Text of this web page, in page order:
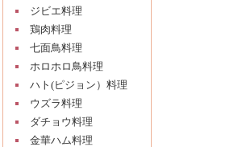
ジビエ料理
鶏肉料理
七面鳥料理
ホロホロ鳥料理
ハト(ピジョン）料理
ウズラ料理
ダチョウ料理
金華ハム料理